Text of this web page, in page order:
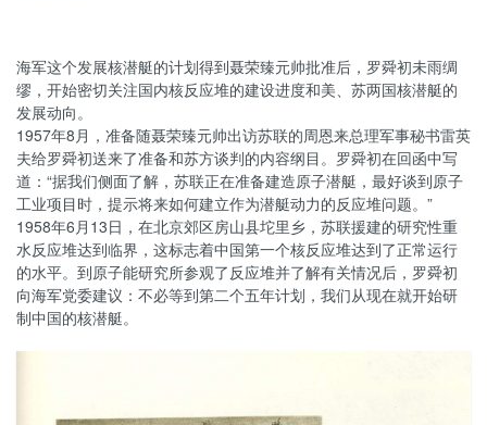
海军这个发展核潜艇的计划得到聂荣臻元帅批准后，罗舜初未雨绸
缪，开始密切关注国内核反应堆的建设进度和美、苏两国核潜艇的
发展动向。
1957年8月，准备随聂荣臻元帅出访苏联的周恩来总理军事秘书雷英
夫给罗舜初送来了准备和苏方谈判的内容纲目。罗舜初在回函中写
道：“据我们侧面了解，苏联正在准备建造原子潜艇，最好谈到原子
工业项目时，提示将来如何建立作为潜艇动力的反应堆问题。”
1958年6月13日，在北京郊区房山县坨里乡，苏联援建的研究性重
水反应堆达到临界，这标志着中国第一个核反应堆达到了正常运行
的水平。到原子能研究所参观了反应堆并了解有关情况后，罗舜初
向海军党委建议：不必等到第二个五年计划，我们从现在就开始研
制中国的核潜艇。